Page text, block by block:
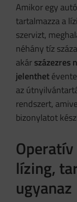
Amikor egy
tartalmazza a
szervizt,
néhány tíz
akárszázezres
jelenthet
az
rendszert,
bizonylatot
lízing,
ugyanaz